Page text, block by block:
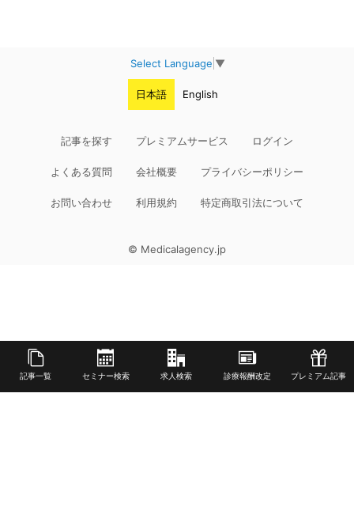
記事一覧 セミナー検索 求人検索 診療報酬改定 プレミアム記事
Select Language ▼
日本語 English
記事を探す プレミアムサービス ログイン
よくある質問 会社概要 プライバシーポリシー
お問い合わせ 利用規約 特定商取引法について
© Medicalagency.jp